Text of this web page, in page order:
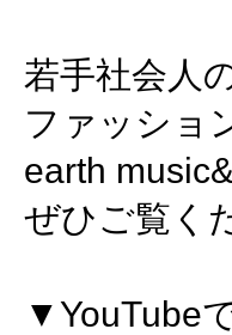
若手社会人
ファッショ
earth
ぜひご覧く
▼YouTube